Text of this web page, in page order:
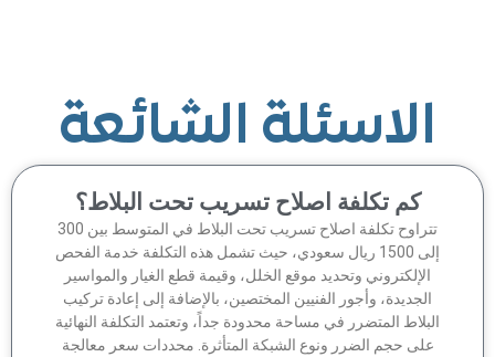
الاسئلة الشائعة
كم تكلفة اصلاح تسريب تحت البلاط؟
تتراوح تكلفة اصلاح تسريب تحت البلاط في المتوسط بين 300
إلى 1500 ريال سعودي، حيث تشمل هذه التكلفة خدمة الفحص
الإلكتروني وتحديد موقع الخلل، وقيمة قطع الغيار والمواسير
الجديدة، وأجور الفنيين المختصين، بالإضافة إلى إعادة تركيب
البلاط المتضرر في مساحة محدودة جداً، وتعتمد التكلفة النهائية
على حجم الضرر ونوع الشبكة المتأثرة. محددات سعر معالجة